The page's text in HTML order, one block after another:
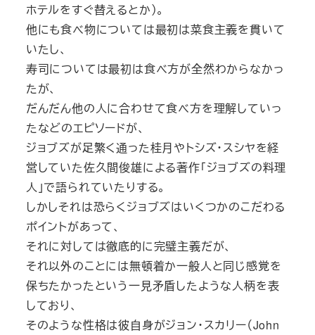
ホテルをすぐ替えるとか）。
他にも食べ物については最初は菜食主義を貫いて
いたし、
寿司については最初は食べ方が全然わからなかっ
たが、
だんだん他の人に合わせて食べ方を理解していっ
たなどのエピソードが、
ジョブズが足繁く通った桂月やトシズ・スシヤを経
営していた佐久間俊雄による著作「ジョブズの料理
人」で語られていたりする。
しかしそれは恐らくジョブズはいくつかのこだわる
ポイントがあって、
それに対しては徹底的に完璧主義だが、
それ以外のことには無頓着か一般人と同じ感覚を
保ちたかったという一見矛盾したような人柄を表
しており、
そのような性格は彼自身がジョン・スカリー（John